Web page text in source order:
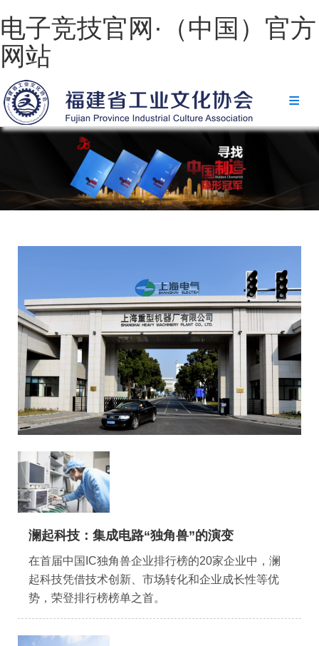
电子竞技官网·（中国）官方
网站
电子竞技官网·（中国）官方网站
协会简介
政策法规
电子竞技官网·（中国）官方网站
地方政策
工业文化
工业视频
会员风采
协会月刊
电子竞技官网·（中国）官方网站
加入我们
澜起科技：集成电路“独角兽”的演变
在首届中国IC独角兽企业排行榜的20家企业中，澜
起科技凭借技术创新、市场转化和企业成长性等优
势，荣登排行榜榜单之首。